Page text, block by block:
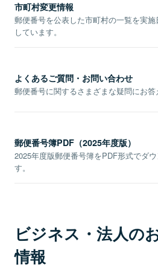
市町村変更情報
郵便番号を公表した市町村の一覧を実
しています。
よくあるご質問・お問い合わせ
郵便番号に関するさまざまな疑問にお答
郵便番号簿PDF（2025年度版）
2025年度版郵便番号簿をPDF形式でダ
す。
ビジネス・法人の
情報